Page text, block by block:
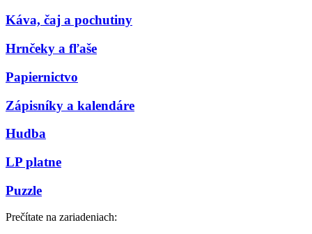
Káva, čaj a pochutiny
Hrnčeky a fľaše
Papiernictvo
Zápisníky a kalendáre
Hudba
LP platne
Puzzle
Prečítate na zariadeniach: